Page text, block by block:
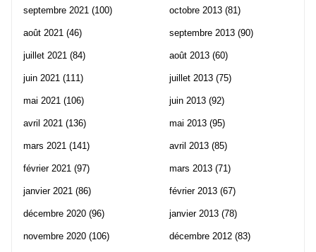
septembre 2021 (100)
août 2021 (46)
juillet 2021 (84)
juin 2021 (111)
mai 2021 (106)
avril 2021 (136)
mars 2021 (141)
février 2021 (97)
janvier 2021 (86)
décembre 2020 (96)
novembre 2020 (106)
octobre 2013 (81)
septembre 2013 (90)
août 2013 (60)
juillet 2013 (75)
juin 2013 (92)
mai 2013 (95)
avril 2013 (85)
mars 2013 (71)
février 2013 (67)
janvier 2013 (78)
décembre 2012 (83)